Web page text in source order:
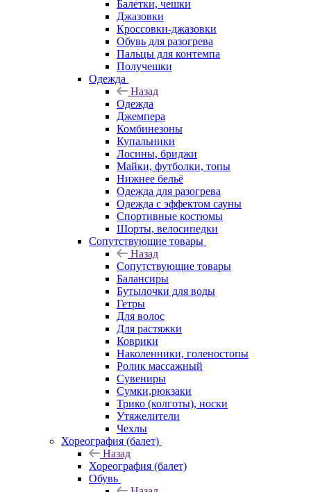
Балетки, чешки
Джазовки
Кроссовки-джазовки
Обувь для разогрева
Пальцы для контемпа
Получешки
Одежда
Назад
Одежда
Джемпера
Комбинезоны
Купальники
Лосины, бриджи
Майки, футболки, топы
Нижнее бельё
Одежда для разогрева
Одежда с эффектом сауны
Спортивные костюмы
Шорты, велосипедки
Сопутствующие товары
Назад
Сопутствующие товары
Балансиры
Бутылочки для воды
Гетры
Для волос
Для растяжки
Коврики
Наколенники, голеностопы
Ролик массажный
Сувениры
Сумки,рюкзаки
Трико (колготы), носки
Утяжелители
Чехлы
Хореография (балет)
Назад
Хореография (балет)
Обувь